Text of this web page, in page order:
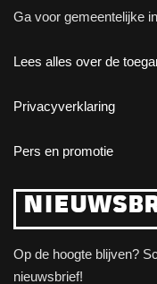
Ga voor gemeentelijke
Lees alles over de
Privacyverklaring
Pers en promotie
Op de hoogte blijven?
nieuwsbrief!